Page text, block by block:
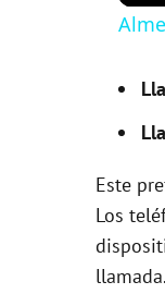
Este
Los
llamada.